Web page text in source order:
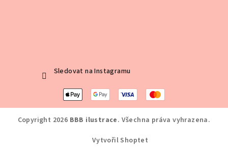
Sledovat na Instagramu
Copyright 2026 BBB ilustrace. Všechna práva vyhrazena.
Vytvořil Shoptet